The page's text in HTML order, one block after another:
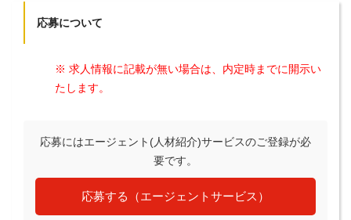
応募について
※ 求人情報に記載が無い場合は、内定時までに開示い
たします。
応募にはエージェント(人材紹介)サービスのご登録が必
要です。
応募する（エージェントサービス）